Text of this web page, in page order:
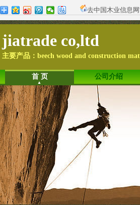
去中国木业信息
jiatrade co,ltd
主要产品：beech wood and construction
首 页 公司介绍